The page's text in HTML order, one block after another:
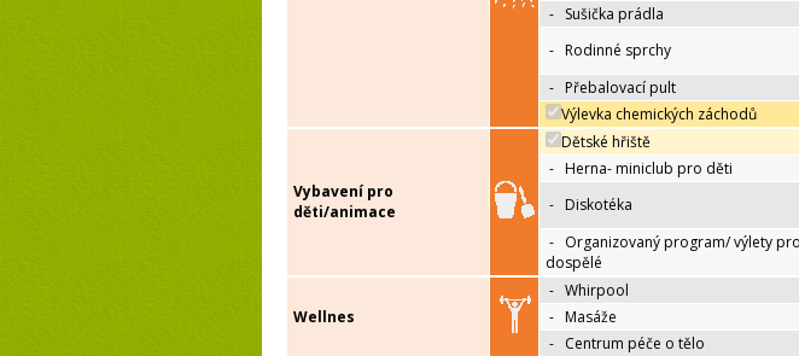
- Sušička prádla
- Rodinné sprchy
- Přebalovací pult
Výlevka chemických záchodů
Vybavení pro
děti/animace
Dětské hřiště
- Herna- miniclub pro děti
- Diskotéka
- Organizovaný program/ výlety pro
dospělé
Wellnes
- Whirpool
- Masáže
- Centrum péče o tělo